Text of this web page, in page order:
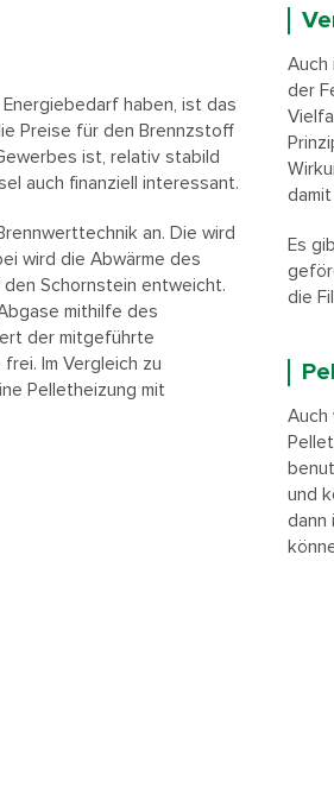
haben, ist das
Preise für den Brennzstoff
ist, relativ stabild
auch finanziell interessant.
an. Die wird
wird die Abwärme des
Schornstein entweicht.
mithilfe des
der mitgeführte
Im Vergleich zu
Pelletheizung mit
Auch
der
Es
die
Auch
und
dann